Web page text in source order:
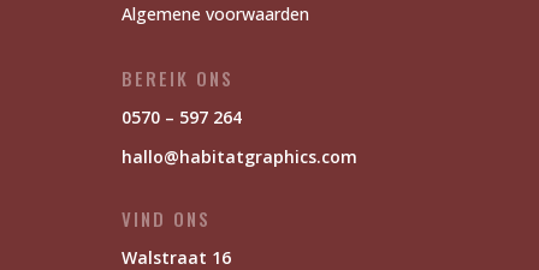
Algemene voorwaarden
BEREIK ONS
0570 – 597 264
hallo@habitatgraphics.com
VIND ONS
Walstraat 16